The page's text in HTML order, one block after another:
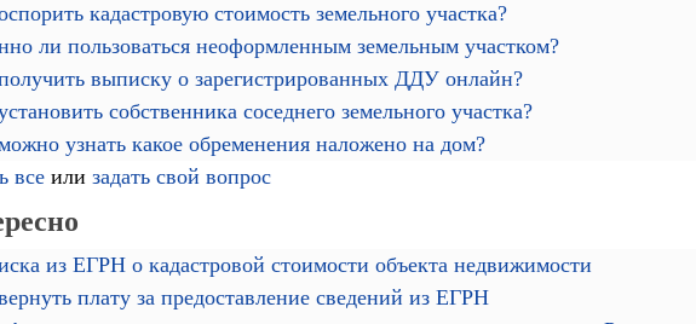
кадастровую стоимость земельного участка?
ли пользоваться неоформленным земельным участком?
выписку о зарегистрированных ДДУ онлайн?
собственника соседнего земельного участка?
узнать какое обременения наложено на дом?
все или задать свой вопрос
из ЕГРН о кадастровой стоимости объекта недвижимости
плату за предоставление сведений из ЕГРН